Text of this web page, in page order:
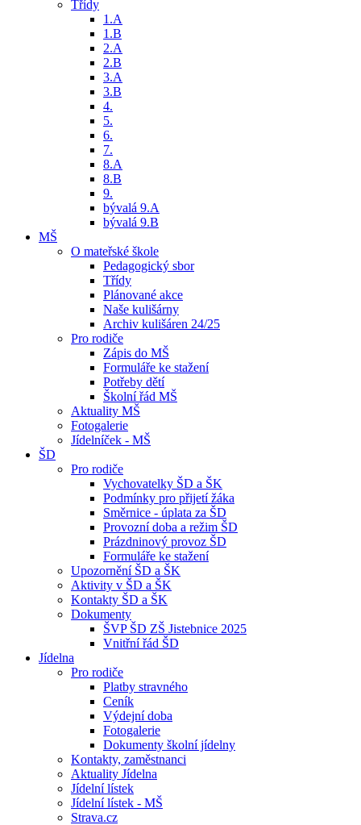
Třídy
1.A
1.B
2.A
2.B
3.A
3.B
4.
5.
6.
7.
8.A
8.B
9.
bývalá 9.A
bývalá 9.B
MŠ
O mateřské škole
Pedagogický sbor
Třídy
Plánované akce
Naše kulišárny
Archiv kulišáren 24/25
Pro rodiče
Zápis do MŠ
Formuláře ke stažení
Potřeby dětí
Školní řád MŠ
Aktuality MŠ
Fotogalerie
Jídelníček - MŠ
ŠD
Pro rodiče
Vychovatelky ŠD a ŠK
Podmínky pro přijetí žáka
Směrnice - úplata za ŠD
Provozní doba a režim ŠD
Prázdninový provoz ŠD
Formuláře ke stažení
Upozornění ŠD a ŠK
Aktivity v ŠD a ŠK
Kontakty ŠD a ŠK
Dokumenty
ŠVP ŠD ZŠ Jistebnice 2025
Vnitřní řád ŠD
Jídelna
Pro rodiče
Platby stravného
Ceník
Výdejní doba
Fotogalerie
Dokumenty školní jídelny
Kontakty, zaměstnanci
Aktuality Jídelna
Jídelní lístek
Jídelní lístek - MŠ
Strava.cz